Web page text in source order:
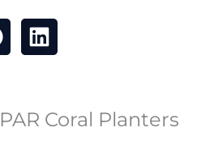
PAR Coral Planters